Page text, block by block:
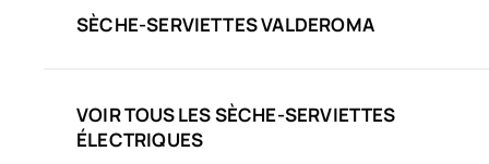
SÈCHE-SERVIETTES VALDEROMA
VOIR TOUS LES SÈCHE-SERVIETTES
ÉLECTRIQUES